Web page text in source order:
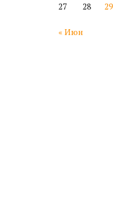
27
28 29
« Июн